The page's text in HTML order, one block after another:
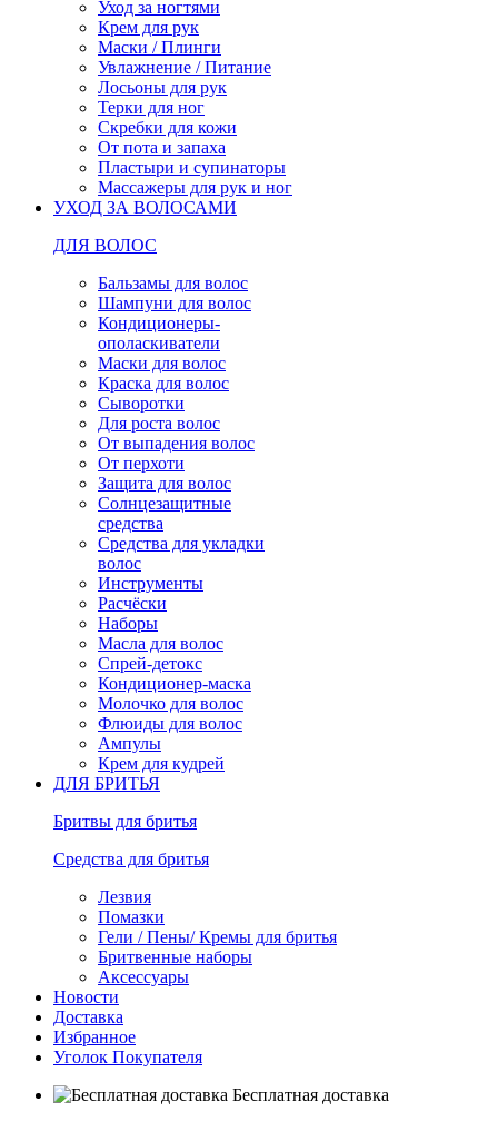
Уход за ногтями
Крем для рук
Маски / Плинги
Увлажнение / Питание
Лосьоны для рук
Терки для ног
Скребки для кожи
От пота и запаха
Пластыри и супинаторы
Массажеры для рук и ног
УХОД ЗА ВОЛОСАМИ
ДЛЯ ВОЛОС
Бальзамы для волос
Шампуни для волос
Кондиционеры-
ополаскиватели
Маски для волос
Краска для волос
Сыворотки
Для роста волос
От выпадения волос
От перхоти
Защита для волос
Солнцезащитные
средства
Средства для укладки
волос
Инструменты
Расчёски
Наборы
Масла для волос
Спрей-детокс
Кондиционер-маска
Молочко для волос
Флюиды для волос
Ампулы
Крем для кудрей
ДЛЯ БРИТЬЯ
Бритвы для бритья
Средства для бритья
Лезвия
Помазки
Гели / Пены/ Кремы для бритья
Бритвенные наборы
Аксессуары
Новости
Доставка
Избранное
Уголок Покупателя
Бесплатная доставка